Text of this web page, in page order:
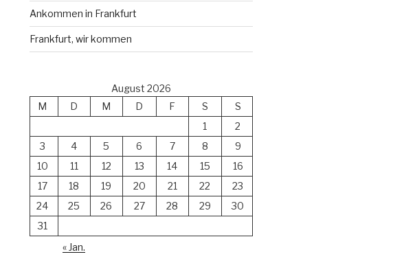
Ankommen in Frankfurt
Frankfurt, wir kommen
August 2026
M
D M D F S
S
1
2
3
4 5 6 7 8
9
10
11 12 13 14 15
16
17
18 19 20 21 22
23
24
25 26 27 28 29
30
31
« Jan.